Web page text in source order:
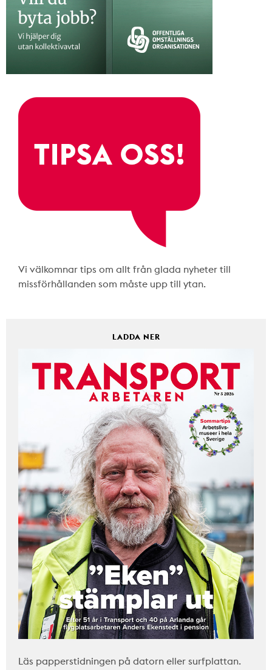
Vi välkomnar tips om allt från glada nyheter till
missförhållanden som måste upp till ytan.
LADDA NER
Läs papperstidningen på datorn eller surfplattan.